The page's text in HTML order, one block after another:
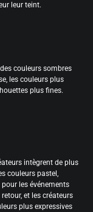
leur teint.
couleurs sombres
les couleurs plus
plus fines.
intègrent de plus
couleurs pastel,
les événements
et les créateurs
plus expressives